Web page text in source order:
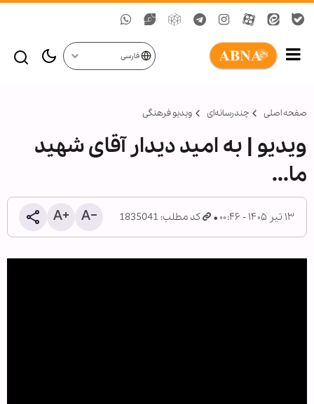
فارسی
صفحه اصلی چندرسانه‌ای ویدیو فرهنگی
ویدیو | به امید دیدار آقای شهید
ما...
۱۳ تیر ۱۴۰۵ - ۰۰:۴۶ کد مطلب: 1835041